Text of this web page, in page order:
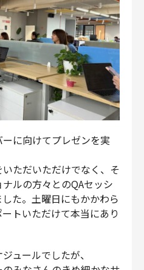
に向けてプレゼンを実
ただいただけでなく、そ
ルの方々とのQAセッシ
た。土曜日にもかかわら
トいただけて本当にあり
ュールでしたが、